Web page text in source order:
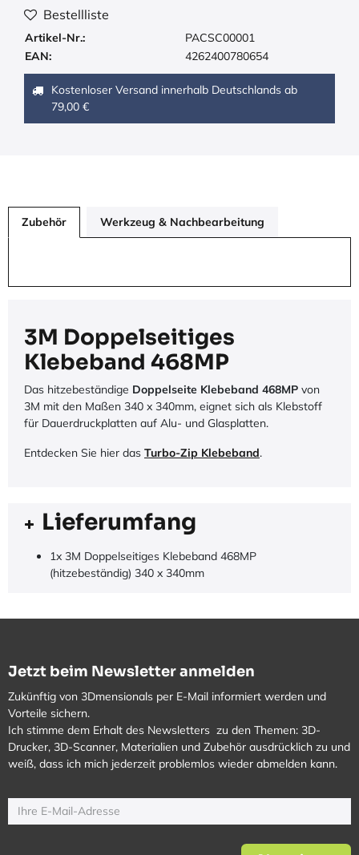
Bestellliste
Artikel-Nr.:
PACSC00001
EAN:
4262400780654
Kostenloser Versand innerhalb Deutschlands ab
79,00 €
Zubehör Werkzeug & Nachbearbeitung
3M Doppelseitiges
Klebeband 468MP
Das hitzebeständige Doppelseite Klebeband 468MP von
3M mit den Maßen 340 x 340mm, eignet sich als Klebstoff
für Dauerdruckplatten auf Alu- und Glasplatten.
Entdecken Sie hier das Turbo-Zip Klebeband.
Lieferumfang
1x 3M Doppelseitiges Klebeband 468MP
(hitzebeständig) 340 x 340mm
Jetzt beim Newsletter anmelden
Zukünftig von 3Dmensionals per E-Mail informiert werden und
Vorteile sichern.
Ich stimme dem Erhalt des Newsletters zu den Themen: 3D-
Drucker, 3D-Scanner, Materialien und Zubehör ausdrücklich zu und
weiß, dass ich mich jederzeit problemlos wieder abmelden kann.